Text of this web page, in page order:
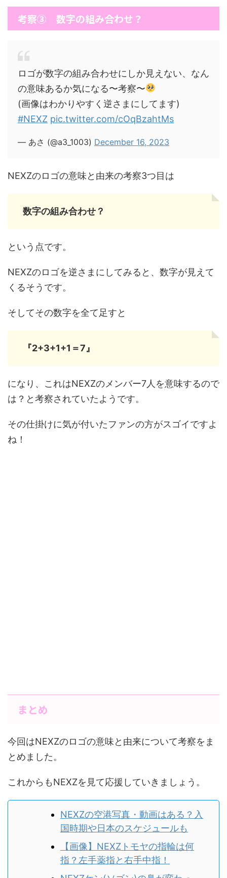
考察③ 数字の組み合わせ？
ロゴが数字の組み合わせにしか見えない、なん
の意味あるか気になる〜考察〜
(画像はわかりやすく逆さまにしてます)
#NEXZ pic.twitter.com/cOqBzahtMs
— あさ (@a3_1003) December 16, 2023
NEXZのロゴの意味と由来の考察3つ目は
数字の組み合わせ？
という点です。
NEXZのロゴを逆さまにしてみると、数字が見えて
くるそうです。
そしてその数字を全て足すと
『2+3+1+1＝7』
になり、これはNEXZのメンバー7人を意味するので
は？と考察されていたようです。
その仕掛けに気が付いたファンの方がスゴイですよ
ね！
まとめ
今回はNEXZのロゴの意味と由来について考察をま
とめました。
これからもNEXZを見て応援していきましょう。
NEXZの空港写真・動画はある？入
国時期や日本のスケジュールも
【画像】NEXZトモヤの指輪は何
指？左手薬指と右手中指！